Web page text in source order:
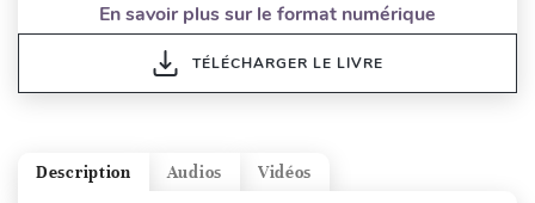
En savoir plus sur le format numérique
TÉLÉCHARGER LE LIVRE
Vidéos
Audios
Description